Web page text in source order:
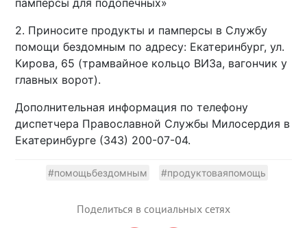
2.​ Приносите продукты и памперсы в Службу
помощи бездомным по адресу: Екатеринбург, ул.
Кирова, 65 (трамвайное кольцо ВИЗа, вагончик у
главных ворот).
Дополнительная информация по телефону
диспетчера Православной Службы Милосердия в
Екатеринбурге (343) 200-07-04.
#помощьбездомным #продуктоваяпомощь
Поделиться в социальных сетях